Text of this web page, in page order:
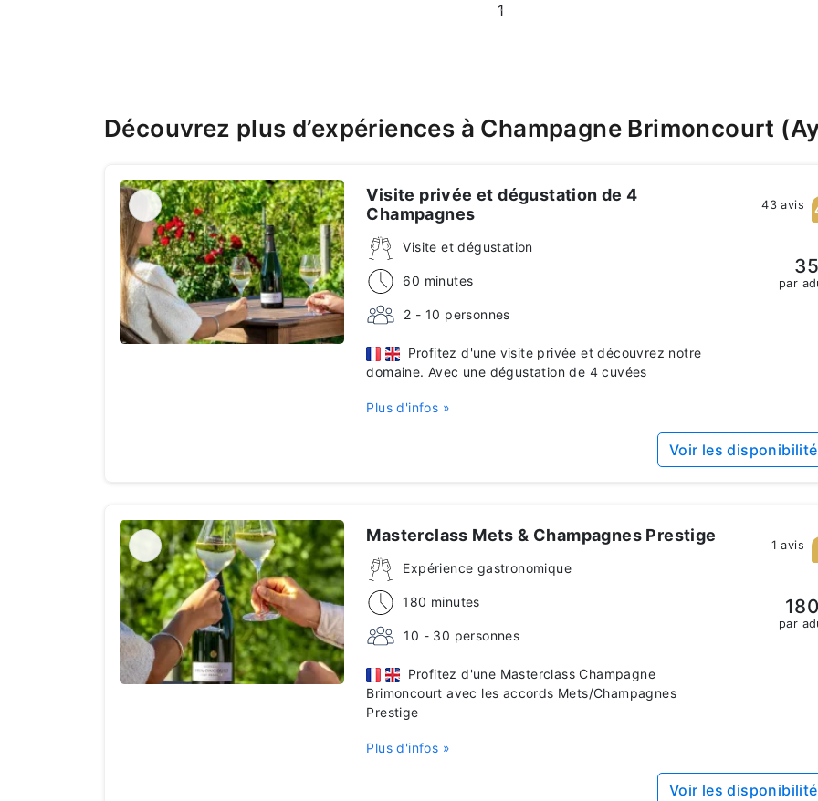
1
Découvrez plus d’expériences à Champagne Brimoncourt
Visite privée et dégustation de 4
Champagnes
Visite et dégustation
60 minutes
2 - 10 personnes
Profitez d'une visite privée et découvrez notre
domaine. Avec une dégustation de 4 cuvées
Plus d'infos »
43 avis
par
Voir les
Masterclass Mets & Champagnes Prestige
Expérience gastronomique
180 minutes
10 - 30 personnes
Profitez d'une Masterclass Champagne
Brimoncourt avec les accords Mets/Champagnes
Prestige
Plus d'infos »
1 avis
par
Voir les